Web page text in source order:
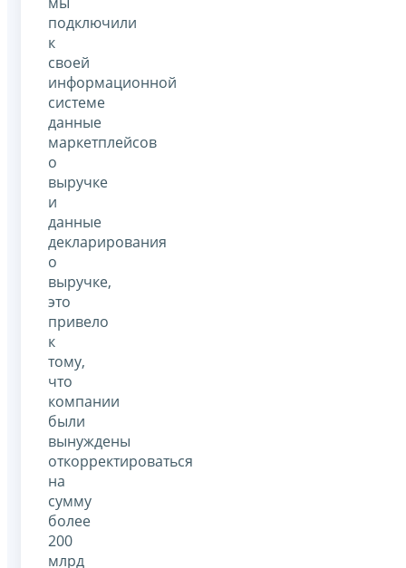
подключили
к
своей
информационной
системе
данные
маркетплейсов
о
выручке
и
данные
декларирования
о
выручке,
это
привело
к
тому,
что
компании
были
вынуждены
откорректироваться
на
сумму
более
200
млрд